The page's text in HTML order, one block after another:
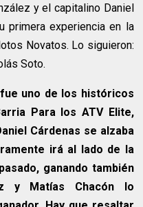
y el capitalino Daniel
primera experiencia en la
Novatos. Lo siguieron:
Soto.
uno de los históricos
Para los ATV Elite,
Cárdenas se alzaba
irá al lado de la
ganando también
y Matías Chacón lo